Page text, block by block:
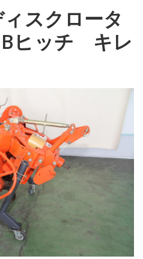
スクロータ
ヒッチ キレ